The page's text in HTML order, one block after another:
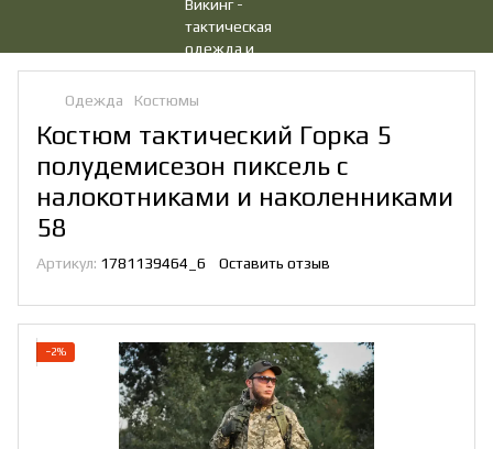
Одежда Костюмы
Костюм тактический Горка 5
полудемисезон пиксель с
налокотниками и наколенниками
58
Артикул: 1781139464_6 Оставить отзыв
−2%